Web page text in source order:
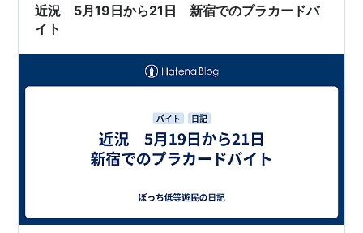
らしく、少ないスタッフの方々で対応されてた様です。
時間があったので、ぐるりと会…
近況 5月19日から21日 新宿でのプラカードバ
イト